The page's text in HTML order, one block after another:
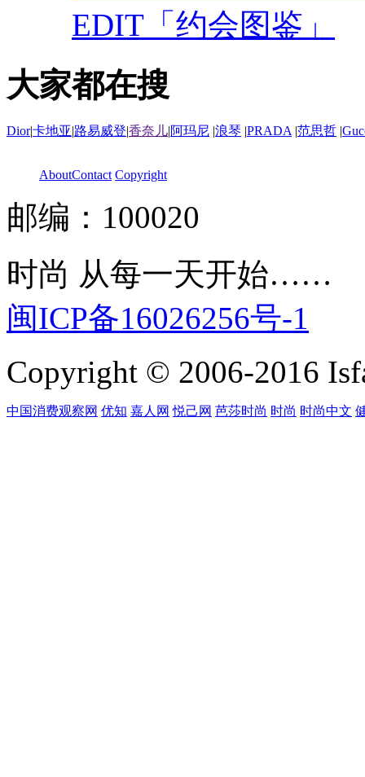
EDIT「约会图鉴」
大家都在搜
Dior|卡地亚|路易威登|香奈儿|阿玛尼 |浪琴 |PRADA |范思哲 |
AboutContact Copyright
邮编：100020
时尚 从每一天开始……
闽ICP备16026256号-1
Copyright © 2006-2016
中国消费观察网 优知 嘉人网 悦己网 芭莎时尚 时尚 时尚中文